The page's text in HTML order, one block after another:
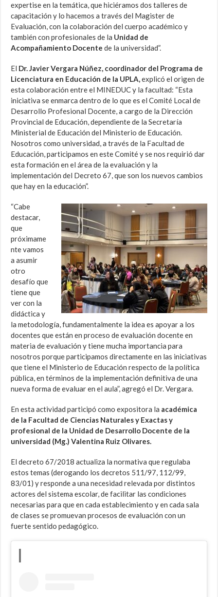
expertise en la temática, que hiciéramos dos talleres de
capacitación y lo hacemos a través del Magister de
Evaluación, con la colaboración del cuerpo académico y
también con profesionales de la Unidad de
Acompañamiento Docente de la universidad”.
El Dr. Javier Vergara Núñez, coordinador del Programa de
Licenciatura en Educación de la UPLA,explicó el origen de
esta colaboración entre el MINEDUC y la facultad: “Esta
iniciativa se enmarca dentro de lo que es el Comité Local de
Desarrollo Profesional Docente, a cargo de la Dirección
Provincial de Educación, dependiente de la Secretaría
Ministerial de Educación del Ministerio de Educación.
Nosotros como universidad, a través de la Facultad de
Educación, participamos en este Comité y se nos requirió dar
esta formación en el área de la evaluación y la
implementación del Decreto 67, que son los nuevos cambios
que hay en la educación”.
“Cabe
destacar,
que
próximame
nte vamos
a asumir
otro
desafío que
tiene que
ver con la
didáctica y
la metodología, fundamentalmente la idea es apoyar a los
docentes que están en proceso de evaluación docente en
materia de evaluación y tiene mucha importancia para
nosotros porque participamos directamente en las iniciativas
que tiene el Ministerio de Educación respecto de la política
pública, en términos de la implementación definitiva de una
nueva forma de evaluar en el aula”, agregó el Dr. Vergara.
En esta actividad participó como expositora la académica
de la Facultad de Ciencias Naturales y Exactas y
profesional de la Unidad de Desarrollo Docente de la
universidad (Mg.) Valentina Ruiz Olivares.
El decreto 67/2018 actualiza la normativa que regulaba
estos temas (derogando los decretos 511/97, 112/99,
83/01) y responde a una necesidad relevada por distintos
actores del sistema escolar, de facilitar las condiciones
necesarias para que en cada establecimiento y en cada sala
de clases se promuevan procesos de evaluación con un
fuerte sentido pedagógico.